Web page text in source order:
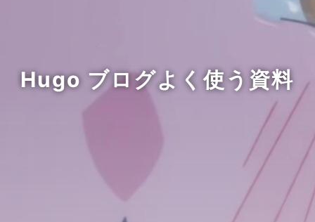
Hugo ブログよく使う資料